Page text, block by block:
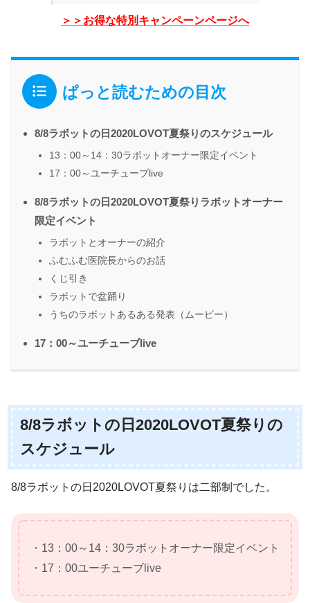
＞＞お得な特別キャンペーンページへ
ぱっと読むための目次
8/8ラボットの日2020LOVOT夏祭りのスケジュール
13：00～14：30ラボットオーナー限定イベント
17：00～ユーチューブlive
8/8ラボットの日2020LOVOT夏祭りラボットオーナー
限定イベント
ラボットとオーナーの紹介
ふむふむ医院長からのお話
くじ引き
ラボットで盆踊り
うちのラボットあるある発表（ムービー）
17：00～ユーチューブlive
8/8ラボットの日2020LOVOT夏祭りの
スケジュール
8/8ラボットの日2020LOVOT夏祭りは二部制でした。
・13：00～14：30ラボットオーナー限定イベント
・17：00ユーチューブlive